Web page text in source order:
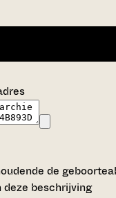
de
deze beschrijving